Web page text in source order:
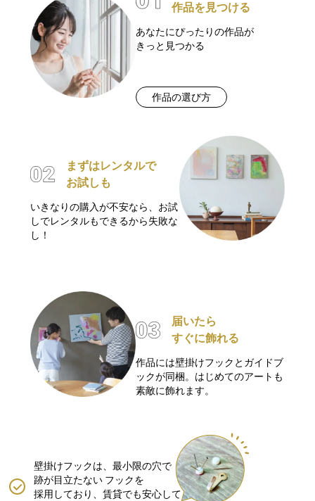
作品を見つける
あなたにぴったりの作品が
きっと見つかる
作品の選び方
まずはレンタルで
お試しも
いきなりの購入が不安なら、お試
しでレンタルもできるから失敗な
し！
届いたら
すぐに飾れる
作品には壁掛けフックとガイドブ
ックが同梱。はじめてのアートも
素敵に飾れます。
壁掛けフックは、最小限の穴で
跡が目立たない フックを
採用しており、賃貸でも安心して